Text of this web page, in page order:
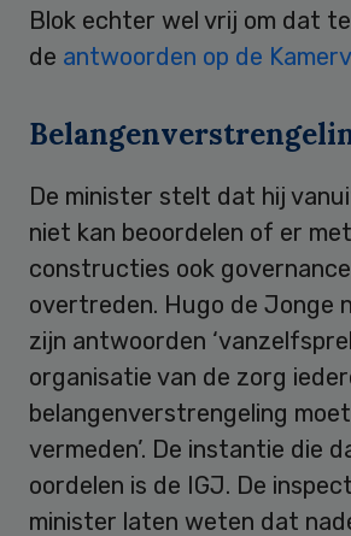
Blok echter wel vrij om dat
de antwoorden op de
De minister stelt dat hij
niet kan beoordelen of er
constructies ook
overtreden. Hugo de Jonge
zijn antwoorden
organisatie van de zorg
belangenverstrengeling
vermeden’. De instantie die
oordelen is de IGJ. De
minister laten weten dat